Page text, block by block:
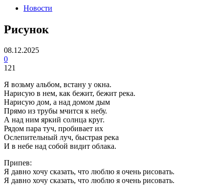
Новости
Рисунок
08.12.2025
0
121
Я возьму альбом, встану у окна.
Нарисую в нем, как бежит, бежит река.
Нарисую дом, а над домом дым
Прямо из трубы мчится к небу.
А над ним яркий солнца круг.
Рядом пара туч, пробивает их
Ослепительный луч, быстрая река
И в небе над собой видит облака.
Припев:
Я давно хочу сказать, что люблю я очень рисовать.
Я давно хочу сказать, что люблю я очень рисовать.